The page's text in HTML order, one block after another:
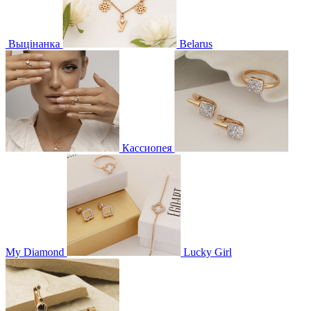
Выцінанка Belarus
Кассиопея
My Diamond Lucky Girl